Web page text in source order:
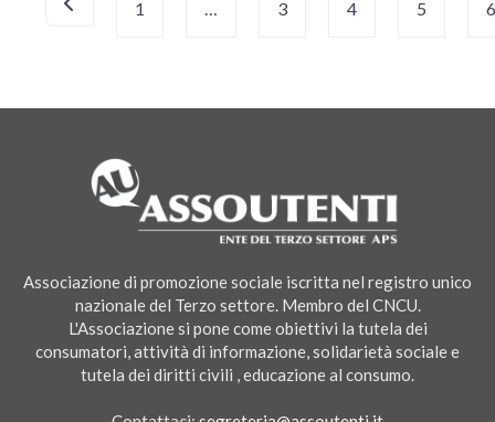
Newer posts
1 3 4 5 6
Associazione di promozione sociale iscritta nel registro unico
nazionale del Terzo settore. Membro del CNCU.
L'Associazione si pone come obiettivi la tutela dei
consumatori, attività di informazione, solidarietà sociale e
tutela dei diritti civili , educazione al consumo.